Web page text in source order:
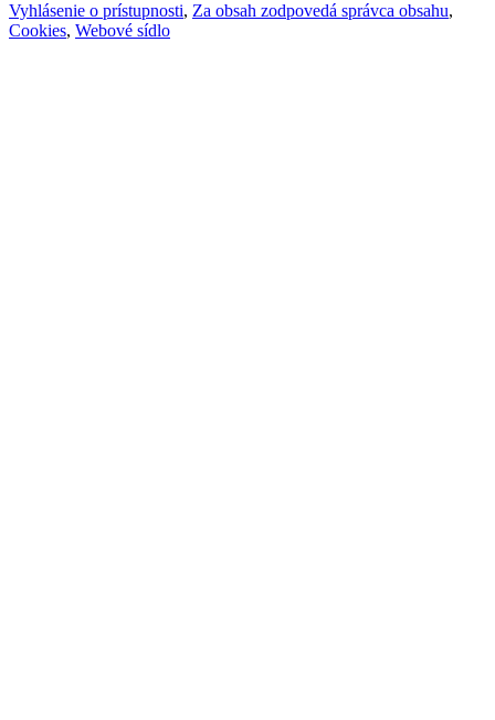
Vyhlásenie o prístupnosti, Za obsah zodpovedá správca obsahu,
Cookies, Webové sídlo